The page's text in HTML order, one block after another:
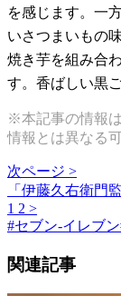
を感じます。一
いさつまいもの
焼き芋を組み合
す。香ばしい黒
※本記事の情報
情報とは異なる
次ページ >
「伊藤久右衛門
1 2 >
#セブン-イレブン
関連記事